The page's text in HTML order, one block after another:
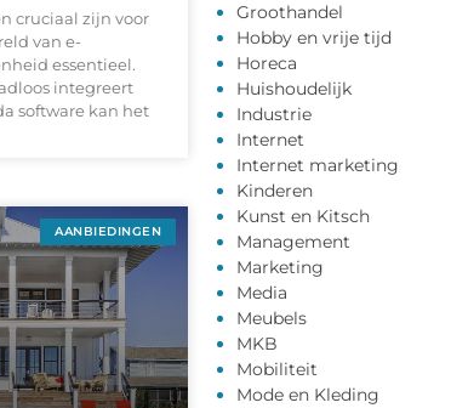
cruciaal zijn voor
van e-
essentieel.
integreert
software kan het
AANBIEDINGEN
Groothandel
Hobby en vrije tijd
Horeca
Huishoudelijk
Industrie
Internet
Internet marketing
Kinderen
Kunst en Kitsch
Management
Marketing
Media
Meubels
MKB
Mobiliteit
Mode en Kleding